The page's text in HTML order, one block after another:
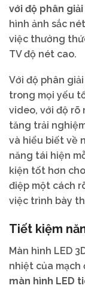
với độ phân
hình ảnh sắc
việc thưởng
TV độ nét cao.
Với độ phân
trong mọi yếu
video, với độ rõ
tăng trải
và hiểu biết về
năng tái hiện
kiện tốt hơn
điệp một cách
việc trình bày
Tiết kiệm
Màn hình LED
nhiệt của mạch
màn hình LED